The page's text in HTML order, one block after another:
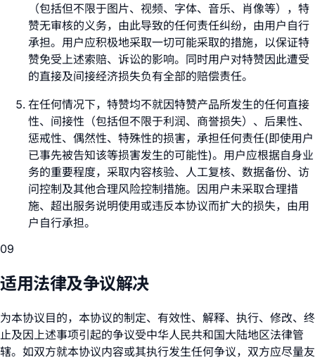
（包括但不限于图片、视频、字体、音乐、肖像等），特
赞无审核的义务，由此导致的任何责任纠纷，由用户自行
承担。用户应积极地采取一切可能采取的措施，以保证特
赞免受上述索赔、诉讼的影响。同时用户对特赞因此遭受
的直接及间接经济损失负有全部的赔偿责任。
在任何情况下，特赞均不就因特赞产品所发生的任何直接
性、间接性（包括但不限于利润、商誉损失）、后果性、
惩戒性、偶然性、特殊性的损害，承担任何责任(即使用户
已事先被告知该等损害发生的可能性)。用户应根据自身业
务的重要程度，采取内容核验、人工复核、数据备份、访
问控制及其他合理风险控制措施。因用户未采取合理措
施、超出服务说明使用或违反本协议而扩大的损失，由用
户自行承担。
09
适用法律及争议解决
为本协议目的，本协议的制定、有效性、解释、执行、修改、终
止及因上述事项引起的争议受中华人民共和国大陆地区法律管
辖。如双方就本协议内容或其执行发生任何争议，双方应尽量友